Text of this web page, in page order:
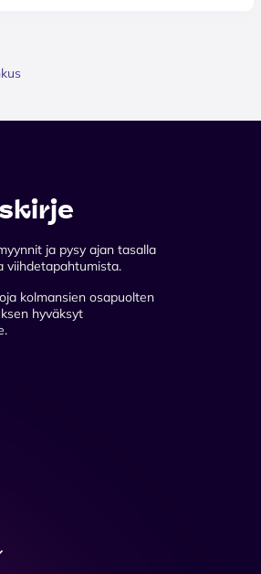
ja pysy ajan tasalla
viihdetapahtumista.
kolmansien osapuolten
hyväksyt